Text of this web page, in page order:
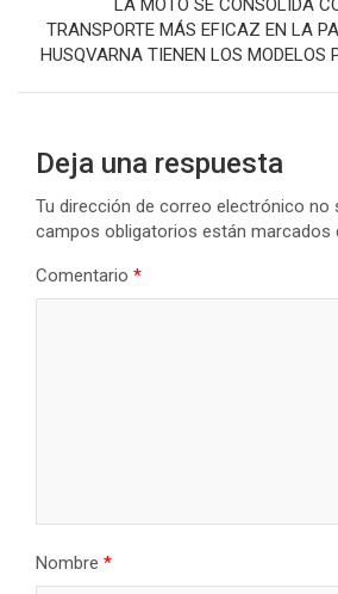
LA MOTO SE CONSOLIDA
TRANSPORTE MÁS EFICAZ EN LA
HUSQVARNA TIENEN LOS MODELOS
Deja una respuesta
Tu dirección de correo electrónico no
campos obligatorios están marcados
Comentario *
Nombre *